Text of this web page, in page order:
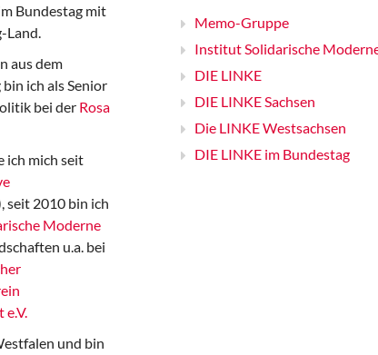
Bundestag mit
Land.
aus dem
ich als Senior
bei der Rosa
ich mich seit
seit 2010 bin ich
Moderne
u.a. bei
und bin
Memo-Gruppe
Institut Solidarische
DIE LINKE
DIE LINKE Sachsen
Die LINKE Westsachsen
DIE LINKE im Bundestag